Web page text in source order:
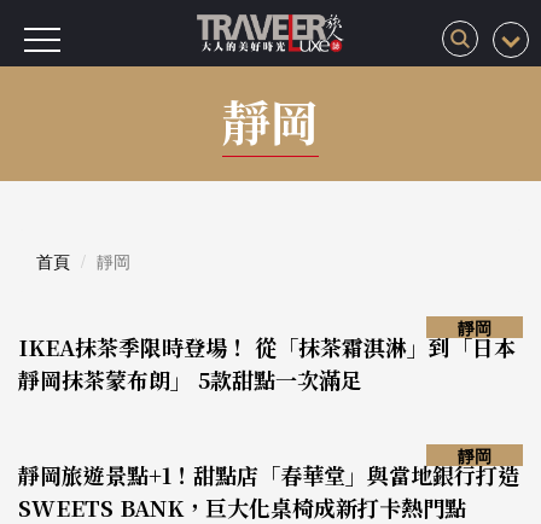
靜岡
首頁 靜岡
IKEA抹茶季限時登場！ 從「抹茶霜淇淋」到「日本
靜岡抹茶蒙布朗」 5款甜點一次滿足
靜岡
靜岡旅遊景點+1！甜點店「春華堂」與當地銀行打造
SWEETS BANK，巨大化桌椅成新打卡熱門點
靜岡